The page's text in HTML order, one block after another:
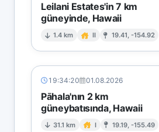
Leilani Estates'in 7 km
güneyinde, Hawaii
1.4 km II 19.41, -154.92
19:34:20 01.08.2026
Pāhala'nın 2 km
güneybatısında, Hawaii
31.1 km I 19.19, -155.49